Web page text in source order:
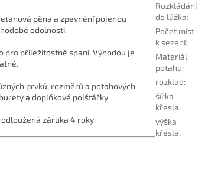
pěna a zpevnění pojenou
odolnosti.
pro příležitostné spaní. Výhodou je
prvků, rozměrů a potahových
a doplňkové polštářky.
záruka 4 roky.
Rozkládání
do lůžka:
Počet míst
k sezení:
Materiál
potahu:
rozklad:
šířka
křesla:
výška
křesla: